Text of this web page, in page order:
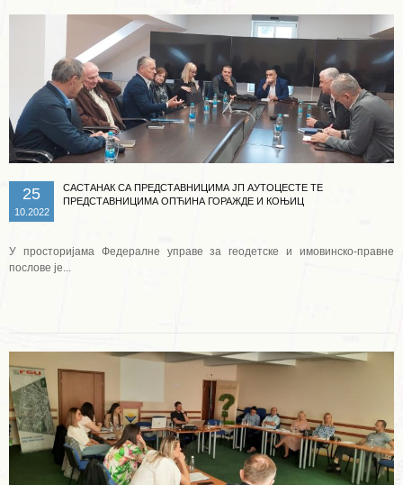
25
10.2022
САСТАНАК СА ПРЕДСТАВНИЦИМА ЈП АУТОЦЕСТЕ ТЕ
ПРЕДСТАВНИЦИМА ОПЋИНА ГОРАЖДЕ И КОЊИЦ
У просторијама Федералне управе за геодетске и имовинско-правне
послове је...